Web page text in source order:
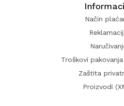
Način
Troškovi
Zaštita
Proizvodi